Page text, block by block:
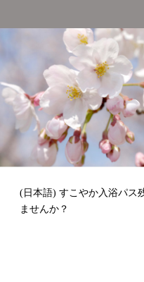
風邪に気をつけましょう